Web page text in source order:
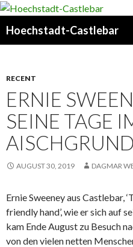
Hoechstadt-Castlebar
RECENT
ERNIE
EINE TAGE IM
ISCHGRUND
AUGUST 30, 2019 DAGMAR
Ernie Sweeney aus Castlebar,
friendly hand’, wie er sich auf
kam Ende August zu Besuch
von den vielen netten